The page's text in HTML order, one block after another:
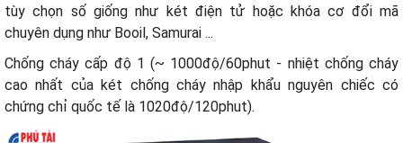
tùy chọn số giống như két điện tử hoặc khóa cơ đổi mã
chuyên dụng như Booil, Samurai ...
Chống cháy cấp độ 1 (~ 1000độ/60phut - nhiệt chống cháy
cao nhất của két chống cháy nhập khẩu nguyên chiếc có
chứng chỉ quốc tế là 1020độ/120phut).